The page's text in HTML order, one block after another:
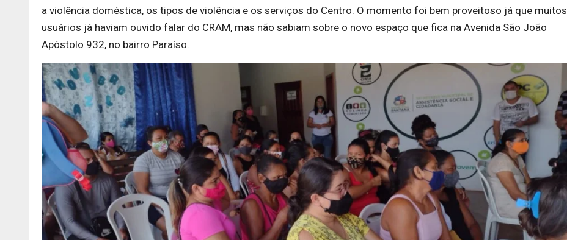
a violência doméstica, os tipos de violência e os serviços do Centro. O momento foi bem proveitoso já que muitos
usuários já haviam ouvido falar do CRAM, mas não sabiam sobre o novo espaço que fica na Avenida São João
Apóstolo 932, no bairro Paraíso.